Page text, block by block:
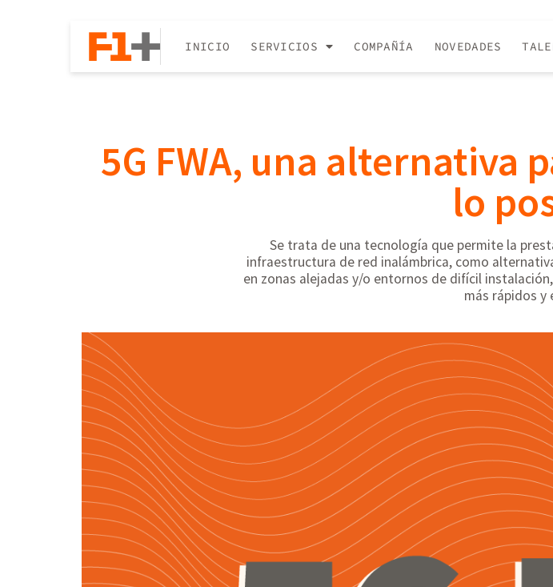
INICIO SERVICIOS COMPAÑÍA NOVEDADES
5G FWA, una alternativa
lo
Se trata de una tecnología que permite la
infraestructura de red inalámbrica, como
en zonas alejadas y/o entornos de difícil
más rápidos y